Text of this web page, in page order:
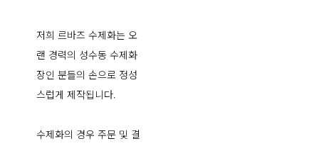
저희 르바즈 수제화는 오
랜 경력의 성수동 수제화
장인 분들의 손으로 정성
스럽게 제작됩니다.
수제화의 경우 주문 및 결